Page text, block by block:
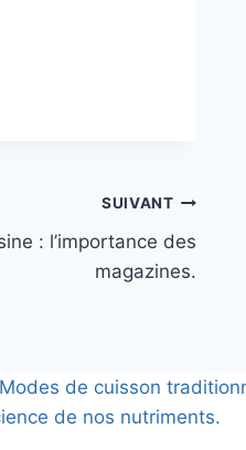
SUIVANT
: l’importance des
magazines.